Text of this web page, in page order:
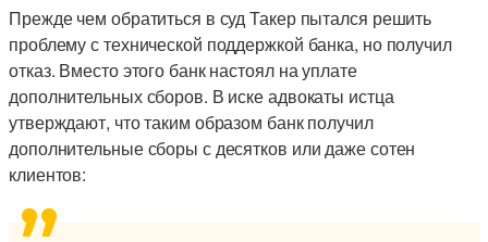
Прежде чем обратиться в суд Такер пытался решить
проблему с технической поддержкой банка, но получил
отказ. Вместо этого банк настоял на уплате
дополнительных сборов. В иске адвокаты истца
утверждают, что таким образом банк получил
дополнительные сборы с десятков или даже сотен
клиентов: